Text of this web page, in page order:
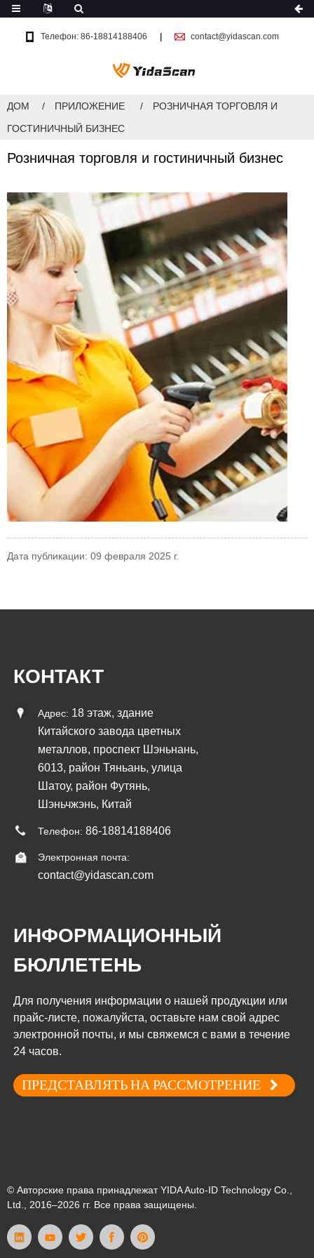
Телефон: 86-18814188406 contact@yidascan.com
ДОМ ПРИЛОЖЕНИЕ
РОЗНИЧНАЯ ТОРГОВЛЯ И
ГОСТИНИЧНЫЙ БИЗНЕС
Розничная торговля и гостиничный бизнес
Дата публикации: 09 февраля 2025 г.
КОНТАКТ
Адрес: 18 этаж, здание
Китайского завода цветных
металлов, проспект Шэньнань,
6013, район Тяньань, улица
Шатоу, район Футянь,
Шэньчжэнь, Китай
Телефон: 86-18814188406
Электронная почта:
contact@yidascan.com
ИНФОРМАЦИОННЫЙ
БЮЛЛЕТЕНЬ
Для получения информации о нашей продукции или
прайс-листе, пожалуйста, оставьте нам свой адрес
электронной почты, и мы свяжемся с вами в течение
24 часов.
ПРЕДСТАВЛЯТЬ НА РАССМОТРЕНИЕ
© Авторские права принадлежат YIDA Auto-ID Technology Co.,
Ltd., 2016–2026 гг. Все права защищены.